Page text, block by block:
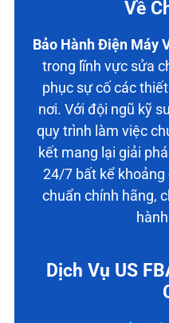
Về
Bảo Hành Điện Máy
trong lĩnh vực sửa
phục sự cố các
nơi. Với đội ngũ kỹ
quy trình làm việc
kết mang lại giải
24/7 bất kể khoảng
chuẩn chính hãng,
Dịch Vụ US